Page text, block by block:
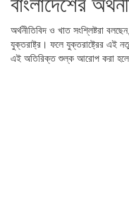
বাংলাদেশের
অর্থনীতিবিদ ও খাত সংশ্লিষ্টরা
যুক্তরাষ্ট্র। ফলে যুক্তরাষ্ট্রের এই
এই অতিরিক্ত শুল্ক আরোপ করা হলে